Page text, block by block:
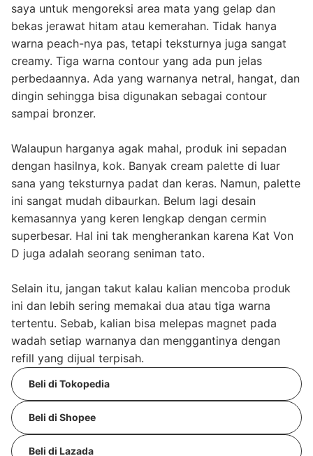
saya untuk mengoreksi area mata yang gelap dan
bekas jerawat hitam atau kemerahan. Tidak hanya
warna peach-nya pas, tetapi teksturnya juga sangat
creamy. Tiga warna contour yang ada pun jelas
perbedaannya. Ada yang warnanya netral, hangat, dan
dingin sehingga bisa digunakan sebagai contour
sampai bronzer.
Walaupun harganya agak mahal, produk ini sepadan
dengan hasilnya, kok. Banyak cream palette di luar
sana yang teksturnya padat dan keras. Namun, palette
ini sangat mudah dibaurkan. Belum lagi desain
kemasannya yang keren lengkap dengan cermin
superbesar. Hal ini tak mengherankan karena Kat Von
D juga adalah seorang seniman tato.
Selain itu, jangan takut kalau kalian mencoba produk
ini dan lebih sering memakai dua atau tiga warna
tertentu. Sebab, kalian bisa melepas magnet pada
wadah setiap warnanya dan menggantinya dengan
refill yang dijual terpisah.
Beli di Tokopedia
Beli di Shopee
Beli di Lazada